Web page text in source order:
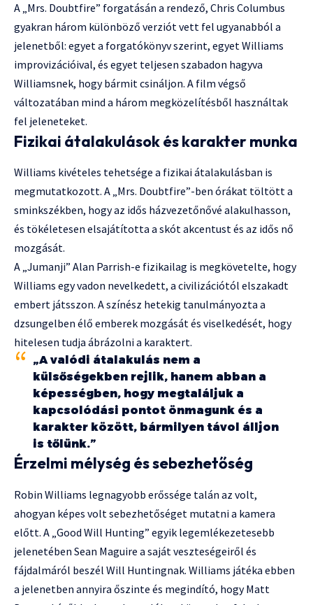
A „Mrs. Doubtfire” forgatásán a rendező, Chris Columbus
gyakran három különböző verziót vett fel ugyanabból a
jelenetből: egyet a forgatókönyv szerint, egyet Williams
improvizációival, és egyet teljesen szabadon hagyva
Williamsnek, hogy bármit csináljon. A film végső
változatában mind a három megközelítésből használtak
fel jeleneteket.
Fizikai átalakulások és karakter munka
Williams kivételes tehetsége a fizikai átalakulásban is
megmutatkozott. A „Mrs. Doubtfire”-ben órákat töltött a
sminkszékben, hogy az idős házvezetőnővé alakulhasson,
és tökéletesen elsajátította a skót akcentust és az idős nő
mozgását.
A „Jumanji” Alan Parrish-e fizikailag is megkövetelte, hogy
Williams egy vadon nevelkedett, a civilizációtól elszakadt
embert játsszon. A színész hetekig tanulmányozta a
dzsungelben élő emberek mozgását és viselkedését, hogy
hitelesen tudja ábrázolni a karaktert.
„A valódi átalakulás nem a
külsőségekben rejlik, hanem abban a
képességben, hogy megtaláljuk a
kapcsolódási pontot önmagunk és a
karakter között, bármilyen távol álljon
is tőlünk.”
Érzelmi mélység és sebezhetőség
Robin Williams legnagyobb erőssége talán az volt,
ahogyan képes volt sebezhetőséget mutatni a kamera
előtt. A „Good Will Hunting” egyik legemlékezetesebb
jelenetében Sean Maguire a saját veszteségeiről és
fájdalmáról beszél Will Huntingnak. Williams játéka ebben
a jelenetben annyira őszinte és megindító, hogy Matt